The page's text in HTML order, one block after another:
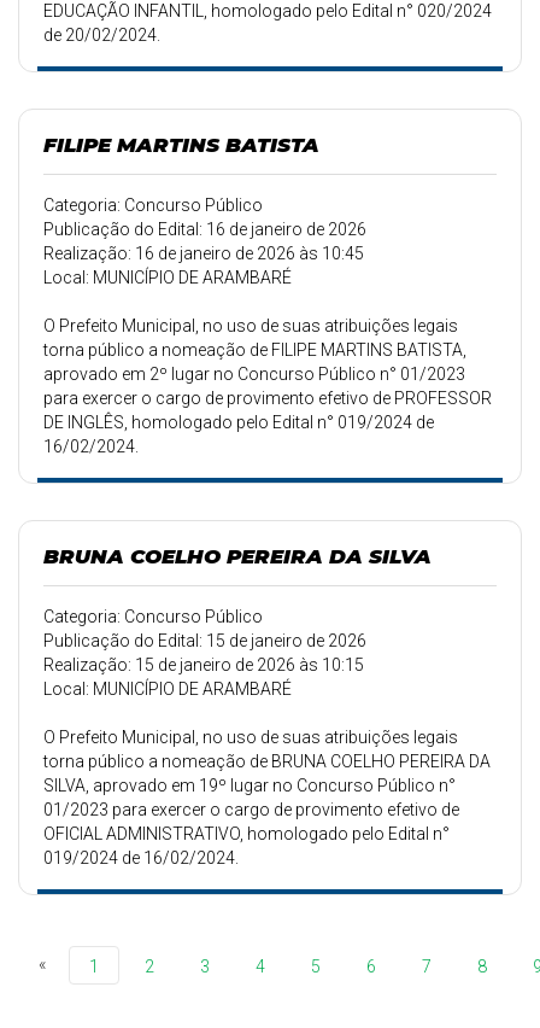
EDUCAÇÃO INFANTIL, homologado pelo Edital n° 020/2024
de 20/02/2024.
FILIPE MARTINS BATISTA
Categoria: Concurso Público
Publicação do Edital: 16 de janeiro de 2026
Realização: 16 de janeiro de 2026 às 10:45
Local: MUNICÍPIO DE ARAMBARÉ
O Prefeito Municipal, no uso de suas atribuições legais
torna público a nomeação de FILIPE MARTINS BATISTA,
aprovado em 2º lugar no Concurso Público n° 01/2023
para exercer o cargo de provimento efetivo de PROFESSOR
DE INGLÊS, homologado pelo Edital n° 019/2024 de
16/02/2024.
BRUNA COELHO PEREIRA DA SILVA
Categoria: Concurso Público
Publicação do Edital: 15 de janeiro de 2026
Realização: 15 de janeiro de 2026 às 10:15
Local: MUNICÍPIO DE ARAMBARÉ
O Prefeito Municipal, no uso de suas atribuições legais
torna público a nomeação de BRUNA COELHO PEREIRA DA
SILVA, aprovado em 19º lugar no Concurso Público n°
01/2023 para exercer o cargo de provimento efetivo de
OFICIAL ADMINISTRATIVO, homologado pelo Edital n°
019/2024 de 16/02/2024.
« 1 2 3 4 5 6 7 8